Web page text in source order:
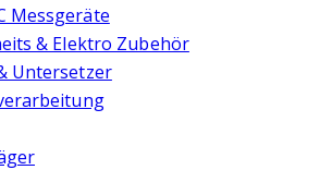
Messgeräte
& Elektro Zubehör
Untersetzer